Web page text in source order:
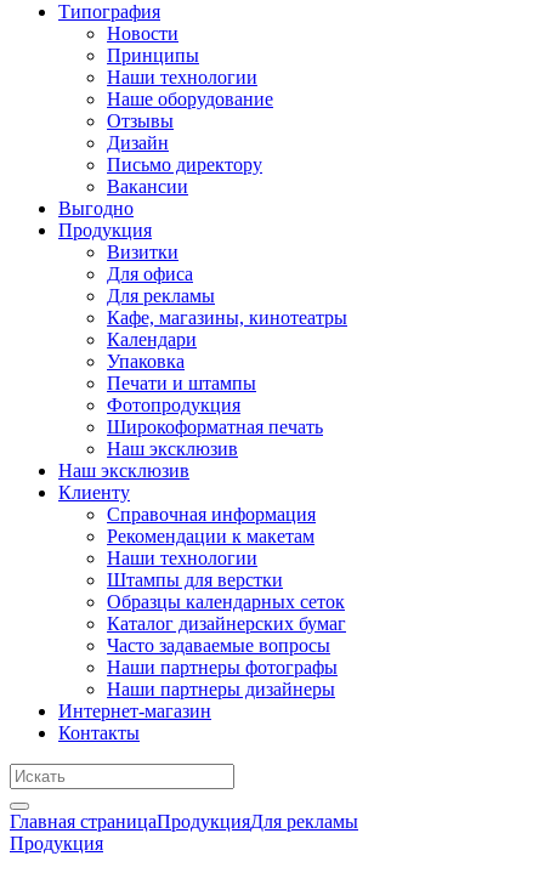
Типография
Новости
Принципы
Наши технологии
Наше оборудование
Отзывы
Дизайн
Письмо директору
Вакансии
Выгодно
Продукция
Визитки
Для офиса
Для рекламы
Кафе, магазины, кинотеатры
Календари
Упаковка
Печати и штампы
Фотопродукция
Широкоформатная печать
Наш эксклюзив
Наш эксклюзив
Клиенту
Справочная информация
Рекомендации к макетам
Наши технологии
Штампы для верстки
Образцы календарных сеток
Каталог дизайнерских бумаг
Часто задаваемые вопросы
Наши партнеры фотографы
Наши партнеры дизайнеры
Интернет-магазин
Контакты
Главная страницаПродукцияДля рекламы
Продукция